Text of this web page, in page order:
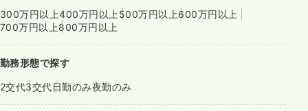
300万円以上400万円以上 500万円以上600万円以上
700万円以上800万円以上
勤務形態で探す
2交代3交代日勤のみ夜勤のみ